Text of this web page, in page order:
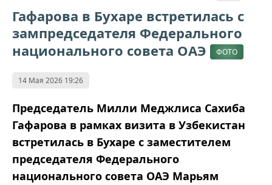
Гафарова в Бухаре встретилась с
зампредседателя Федерального
национального совета ОАЭ
ФОТО
14 Мая 2026 19:26
Председатель Милли Меджлиса Сахиба
Гафарова в рамках визита в Узбекистан
встретилась в Бухаре с заместителем
председателя Федерального
национального совета ОАЭ Марьям